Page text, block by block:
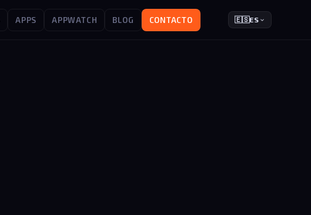
APPS APPWATCH BLOG CONTACTO 🇪🇸ES